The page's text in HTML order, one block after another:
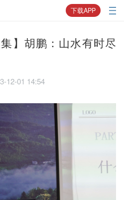
下载APP
】胡鹏：山水有时尽
12-01 14:54